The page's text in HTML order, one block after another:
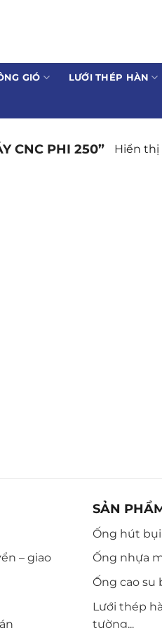
GIÓ LƯỚI THÉP HÀN
CNC PHI 250” Hiển
– giao
SẢN
Ống hút bụi
Ống nhựa
Ống cao su
Lưới thép
tường...